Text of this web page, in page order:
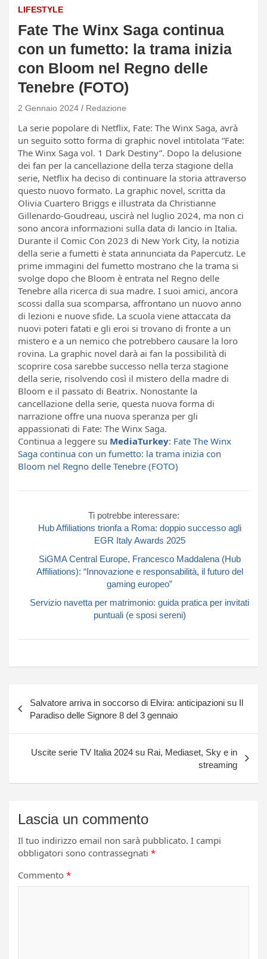
LIFESTYLE
Fate The Winx Saga continua
con un fumetto: la trama inizia
con Bloom nel Regno delle
Tenebre (FOTO)
2 Gennaio 2024 Redazione
La serie popolare di Netflix, Fate: The Winx Saga, avrà
un seguito sotto forma di graphic novel intitolata “Fate:
The Winx Saga vol. 1 Dark Destiny”. Dopo la delusione
dei fan per la cancellazione della terza stagione della
serie, Netflix ha deciso di continuare la storia attraverso
questo nuovo formato. La graphic novel, scritta da
Olivia Cuartero Briggs e illustrata da Christianne
Gillenardo-Goudreau, uscirà nel luglio 2024, ma non ci
sono ancora informazioni sulla data di lancio in Italia.
Durante il Comic Con 2023 di New York City, la notizia
della serie a fumetti è stata annunciata da Papercutz. Le
prime immagini del fumetto mostrano che la trama si
svolge dopo che Bloom è entrata nel Regno delle
Tenebre alla ricerca di sua madre. I suoi amici, ancora
scossi dalla sua scomparsa, affrontano un nuovo anno
di lezioni e nuove sfide. La scuola viene attaccata da
nuovi poteri fatati e gli eroi si trovano di fronte a un
mistero e a un nemico che potrebbero causare la loro
rovina. La graphic novel darà ai fan la possibilità di
scoprire cosa sarebbe successo nella terza stagione
della serie, risolvendo così il mistero della madre di
Bloom e il passato di Beatrix. Nonostante la
cancellazione della serie, questa nuova forma di
narrazione offre una nuova speranza per gli
appassionati di Fate: The Winx Saga.
Continua a leggere su MediaTurkey: Fate The Winx
Saga continua con un fumetto: la trama inizia con
Bloom nel Regno delle Tenebre (FOTO)
Ti potrebbe interessare:
Hub Affiliations trionfa a Roma: doppio successo agli
EGR Italy Awards 2025
SiGMA Central Europe, Francesco Maddalena (Hub
Affiliations): “Innovazione e responsabilità, il futuro del
gaming europeo”
Servizio navetta per matrimonio: guida pratica per invitati
puntuali (e sposi sereni)
articoli
Salvatore arriva in soccorso di Elvira: anticipazioni su Il
Paradiso delle Signore 8 del 3 gennaio
Uscite serie TV Italia 2024 su Rai, Mediaset, Sky e in
streaming
Lascia un commento
Il tuo indirizzo email non sarà pubblicato. I campi
obbligatori sono contrassegnati *
Commento *